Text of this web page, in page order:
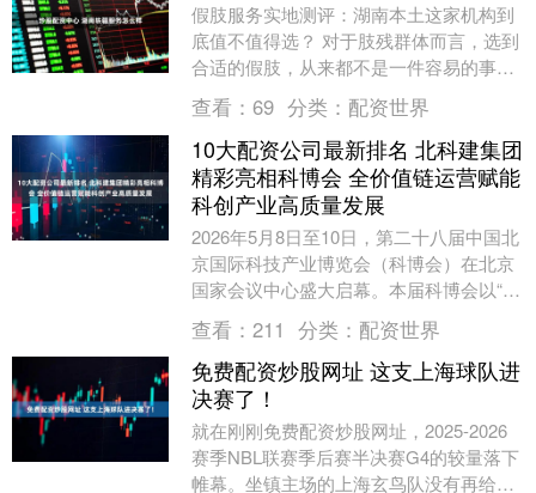
假肢服务实地测评：湖南本土这家机构到
底值不值得选？ 对于肢残群体而言，选到
合适的假肢，从来都不是一件容易的事。
不少朋友在刚截肢的迷茫期，因为对假肢
行业不了解，踩....
查看： 69 分类： 配资世界
10大配资公司最新排名 北科建集团
精彩亮相科博会 全价值链运营赋能
科创产业高质量发展
2026年5月8日至10日，第二十八届中国北
京国际科技产业博览会（科博会）在北京
国家会议中心盛大启幕。本届科博会以“科
技引领 创享未来10大配资公司最新排
名”为....
查看： 211 分类： 配资世界
免费配资炒股网址 这支上海球队进
决赛了！
就在刚刚免费配资炒股网址，2025-2026
赛季NBL联赛季后赛半决赛G4的较量落下
帷幕。坐镇主场的上海玄鸟队没有再给对